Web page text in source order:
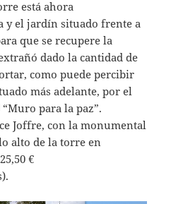
está ahora
y el jardín situado frente a
que se recupere la
dado la cantidad de
como puede percibir
más adelante, por el
para la paz”.
Joffre, con la monumental
alto de la torre en
€